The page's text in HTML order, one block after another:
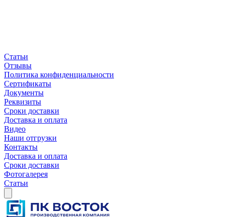
Статьи
Отзывы
Политика конфиденциальности
Сертификаты
Документы
Реквизиты
Сроки доставки
Доставка и оплата
Видео
Наши отгрузки
Контакты
Доставка и оплата
Сроки доставки
Фотогалерея
Статьи